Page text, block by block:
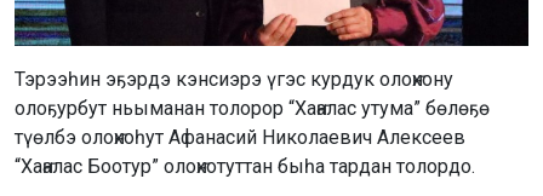
Тэрээһин эҕэрдэ кэнсиэрэ үгэс курдук олоҥхону
олоҕурбут ньыманан толорор “Хаҥалас утума” бөлөҕө
түөлбэ олоҥхоһут Афанасий Николаевич Алексеев
“Хаҥалас Боотур” олоҥхотуттан быһа тардан толордо.